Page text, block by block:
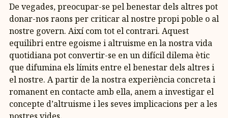
De vegades, preocupar-se pel benestar dels altres pot
donar-nos raons per criticar al nostre propi poble o al
nostre govern. Així com tot el contrari. Aquest
equilibri entre egoisme i altruisme en la nostra vida
quotidiana pot convertir-se en un difícil dilema ètic
que difumina els límits entre el benestar dels altres i
el nostre. A partir de la nostra experiència concreta i
romanent en contacte amb ella, anem a investigar el
concepte d’altruisme i les seves implicacions per a les
nostres vides.